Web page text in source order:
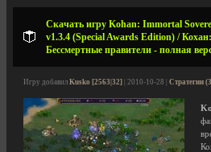
Скачать игру Kohan: Immortal
v1.3.4 (Special Awards Edition) / Кохан:
Бессмертные правители - полная
Игру добавил Kusko [2563|32] | 2010-10-28 | Стратегии